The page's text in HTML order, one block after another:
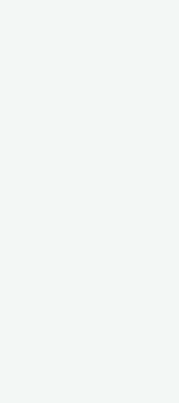
mit Fröhlichkeit, Gemeinschaft,
sind beteiligt? Das wollten